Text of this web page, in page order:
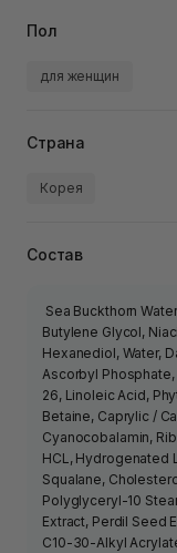
Пол
для женщин
Страна
Корея
Состав
Sea Buckthorn
Butylene Glycol,
Hexanediol, Water,
Ascorbyl
26, Linoleic Acid,
Betaine, Caprylic /
Cyanocobalamin,
HCL, Hydrogenated
Squalane,
Polyglyceryl-10
Extract, Perdil Seed
C10-30-Alkyl